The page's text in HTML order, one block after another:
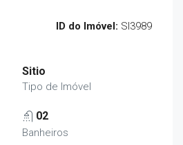
ID do Imóvel: SI3989
Sitio
Tipo de Imóvel
02
Banheiros